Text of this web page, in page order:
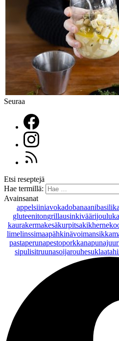
Seuraa
Etsi reseptejä
Hae termillä:
Avainsanat
appelsiiniavokadobanaanibasilika
gluteenitongrillausinkiväärijoulu
kaurakermakesäkurpitsakikherne
limelinssimaapähkinävoimansikka
pastaperunapestoporkkana
sipulisitruunasoijarouhesuklaa